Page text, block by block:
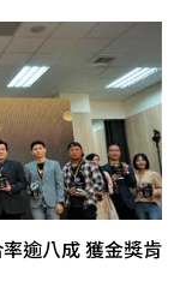
逾八成 獲金獎肯